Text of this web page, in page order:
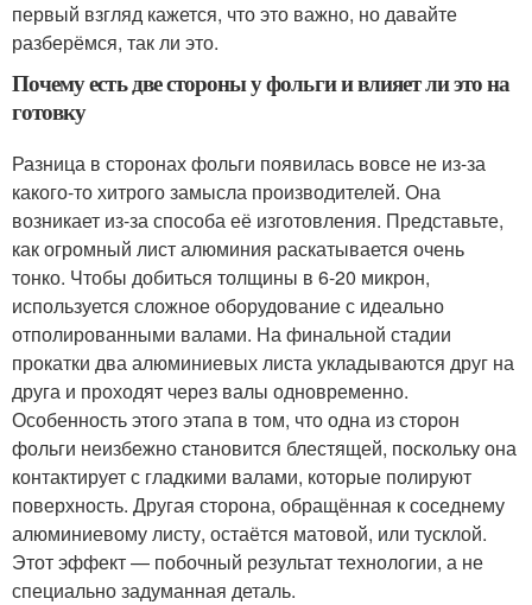
первый взгляд кажется, что это важно, но давайте
разберёмся, так ли это.
Почему есть две стороны у фольги и влияет ли это на
готовку
Разница в сторонах фольги появилась вовсе не из-за
какого-то хитрого замысла производителей. Она
возникает из-за способа её изготовления. Представьте,
как огромный лист алюминия раскатывается очень
тонко. Чтобы добиться толщины в 6-20 микрон,
используется сложное оборудование с идеально
отполированными валами. На финальной стадии
прокатки два алюминиевых листа укладываются друг на
друга и проходят через валы одновременно.
Особенность этого этапа в том, что одна из сторон
фольги неизбежно становится блестящей, поскольку она
контактирует с гладкими валами, которые полируют
поверхность. Другая сторона, обращённая к соседнему
алюминиевому листу, остаётся матовой, или тусклой.
Этот эффект — побочный результат технологии, а не
специально задуманная деталь.